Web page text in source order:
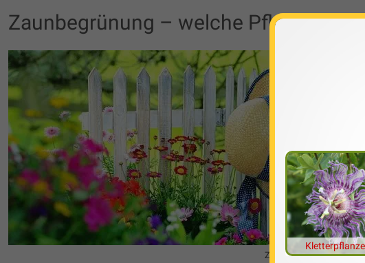
Zaunbegrünung – welche Pflanzen
Zaunbegrünung –